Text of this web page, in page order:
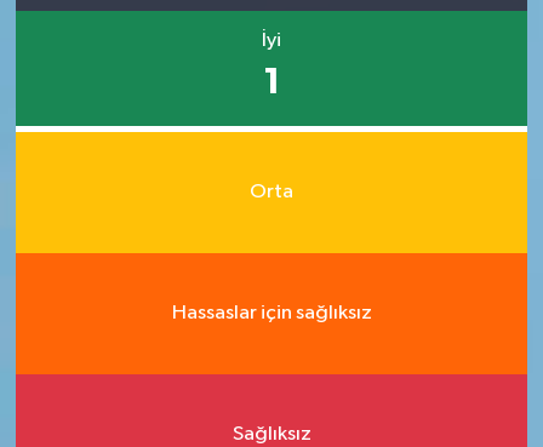
İyi
1
Orta
Hassaslar için sağlıksız
Sağlıksız